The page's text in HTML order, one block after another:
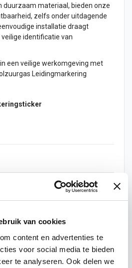
van cookies
content en advertenties te
voor social media te bieden
te analyseren. Ook delen we
duurzaam materiaal, bieden onze
zelfs onder uitdagende
installatie draagt
identificatie van
een veilige werkomgeving met
Leidingmarkering
prijs Je bespaart
€ 0,10